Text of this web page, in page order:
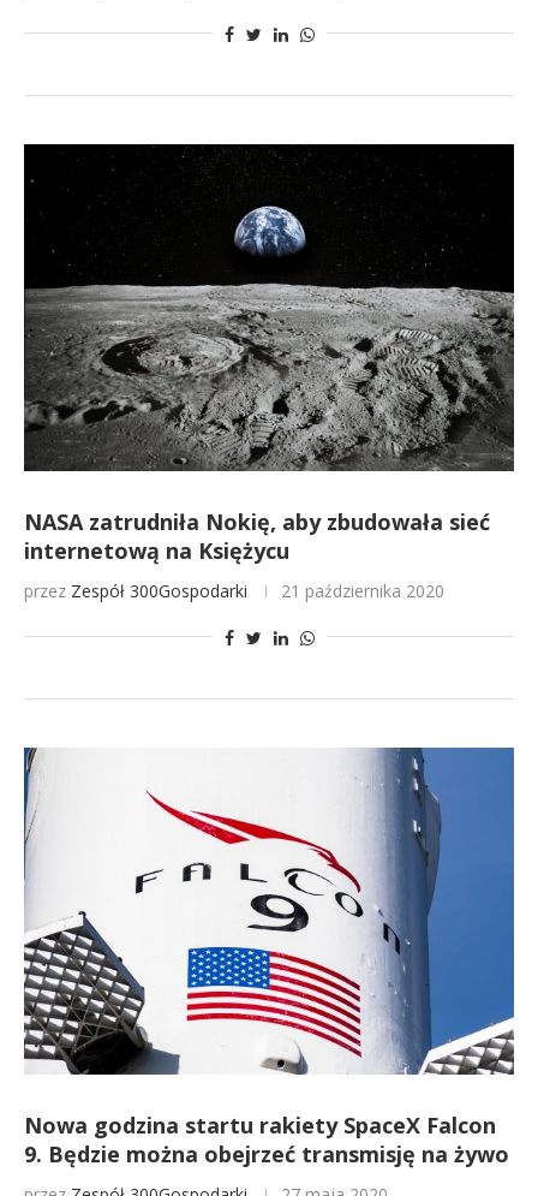
NASA zatrudniła Nokię, aby zbudowała sieć
internetową na Księżycu
przez Zespół 300Gospodarki 21 października 2020
Nowa godzina startu rakiety SpaceX Falcon
9. Będzie można obejrzeć transmisję na żywo